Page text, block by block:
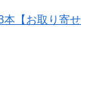
本【お取り寄せ